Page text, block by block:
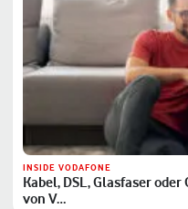
INSIDE VODAFONE
Kabel, DSL, Glasfaser
von V…